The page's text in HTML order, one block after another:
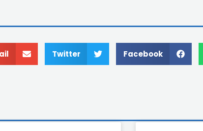
Facebook
Twitter